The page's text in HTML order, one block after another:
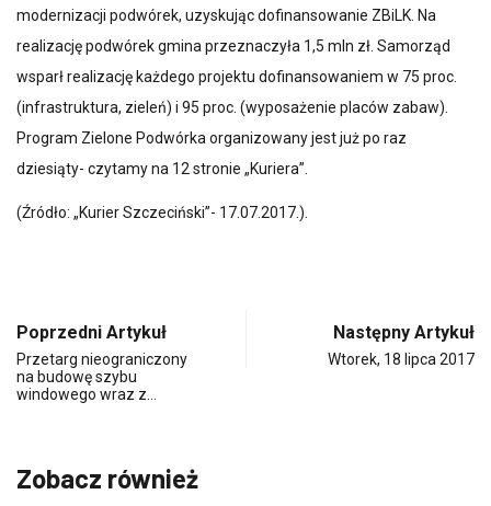
modernizacji podwórek, uzyskując dofinansowanie ZBiLK. Na
realizację podwórek gmina przeznaczyła 1,5 mln zł. Samorząd
wsparł realizację każdego projektu dofinansowaniem w 75 proc.
(infrastruktura, zieleń) i 95 proc. (wyposażenie placów zabaw).
Program Zielone Podwórka organizowany jest już po raz
dziesiąty- czytamy na 12 stronie „Kuriera”.
(Źródło: „Kurier Szczeciński”- 17.07.2017.).
Poprzedni Artykuł
Przetarg nieograniczony
na budowę szybu
windowego wraz z…
Następny Artykuł
Wtorek, 18 lipca 2017
Zobacz również